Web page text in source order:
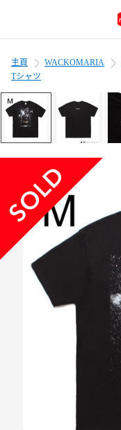
主頁 WACKOMARIA
Tシャツ